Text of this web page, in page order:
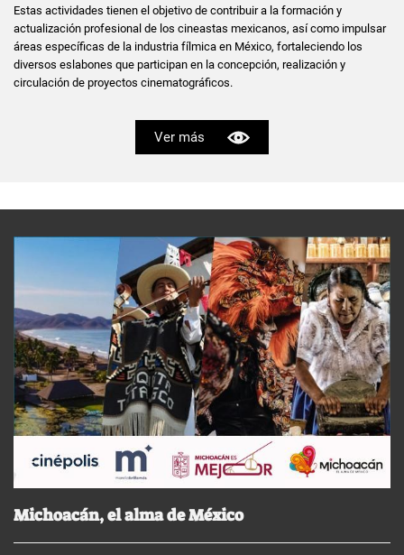
Estas actividades tienen el objetivo de contribuir a la formación y
actualización profesional de los cineastas mexicanos, así como impulsar
áreas específicas de la industria fílmica en México, fortaleciendo los
diversos eslabones que participan en la concepción, realización y
circulación de proyectos cinematográficos.
Ver más
Michoacán, el alma de México